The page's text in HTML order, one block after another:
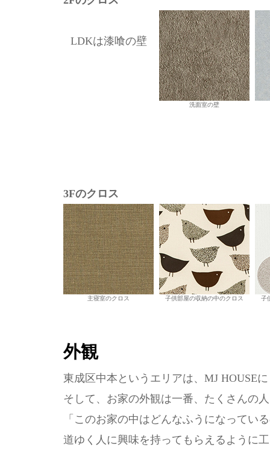
LDKは漆喰の壁
洗面室の壁
3Fのクロス
主寝室のクロス 子供部屋の収納の中のクロス 子
外観
東成区中本というエリアは、MJ HOUSE
そして、お家の外観は一番、たくさんの
「このお家の中はどんなふうになってい
道ゆく人に興味を持ってもらえるように